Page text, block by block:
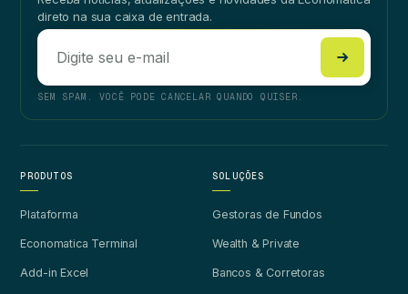
direto na sua caixa de entrada.
SEM SPAM. VOCÊ PODE CANCELAR QUANDO QUISER.
PRODUTOS
Plataforma
Economatica Terminal
Add-in Excel
SOLUÇÕES
Gestoras de Fundos
Wealth & Private
Bancos & Corretoras